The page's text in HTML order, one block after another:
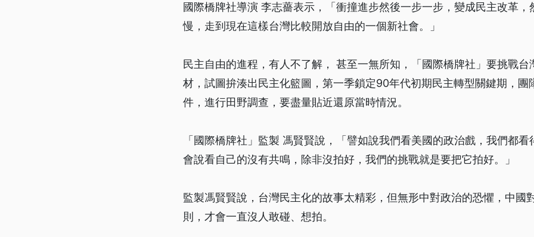
國際橋牌社導演 李志薔表示，「衝撞進步然後一步一步，變成民主改革，
慢，走到現在這樣台灣比較開放自由的一個新社會。」
民主自由的進程，有人不了解， 甚至一無所知，「國際橋牌社」要挑戰台
材，試圖拚湊出民主化籃圖，第一季鎖定90年代初期民主轉型關鍵期，團
件，進行田野調查，要盡量貼近還原當時情況。
「國際橋牌社」監製 馮賢賢說，「譬如說我們看美國的政治戲，我們都
會說看自己的沒有共鳴，除非沒拍好，我們的挑戰就是要把它拍好。」
監製馮賢賢說，台灣民主化的故事太精彩，但無形中對政治的恐懼，中國
則，才會一直沒人敢碰、想拍。